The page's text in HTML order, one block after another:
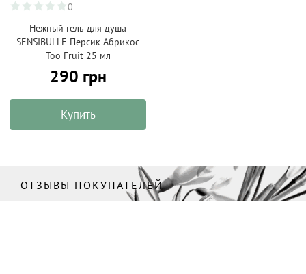
0
Нежный гель для душа
SENSIBULLE Персик-Абрикос
Too Fruit 25 мл
290 грн
Купить
ОТЗЫВЫ ПОКУПАТЕЛЕЙ